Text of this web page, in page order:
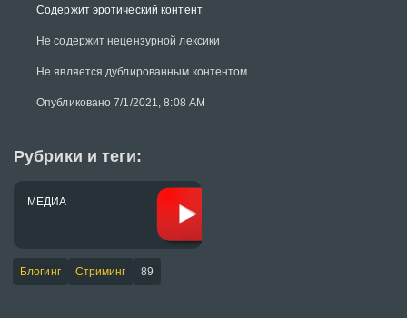
Содержит эротический контент
Не содержит нецензурной лексики
Не является дублированным контентом
Опубликовано 7/1/2021, 8:08 AM
Рубрики и теги:
МЕДИА
Блогинг Стриминг 89